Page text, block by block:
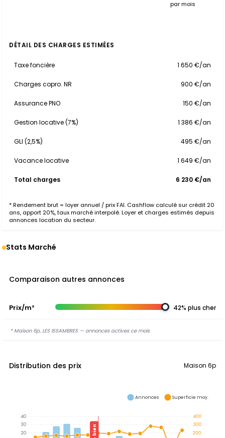
par mois
DÉTAIL DES CHARGES ESTIMÉES
Taxe foncière 1 650 €/an
Charges copro. NR 900 €/an
Assurance PNO 150 €/an
Gestion locative (7%) 1 386 €/an
GLI (2,5%) 495 €/an
Vacance locative 1 649 €/an
Total charges 6 230 €/an
* Rendement brut = loyer annuel / prix FAI. Cashflow calculé sur crédit 20
ans, apport 20%, taux marché interpolé. Loyer et charges estimés depuis
annonces location du secteur.
Stats Marché
Comparaison autres annonces
Prix/m² 42% plus cher
* Maison 6p, LES ISSAMBRES — annonces actives ce mois
Distribution des prix Maison 6p
400
300
200
40
30
20
Annonces Superficie moy.